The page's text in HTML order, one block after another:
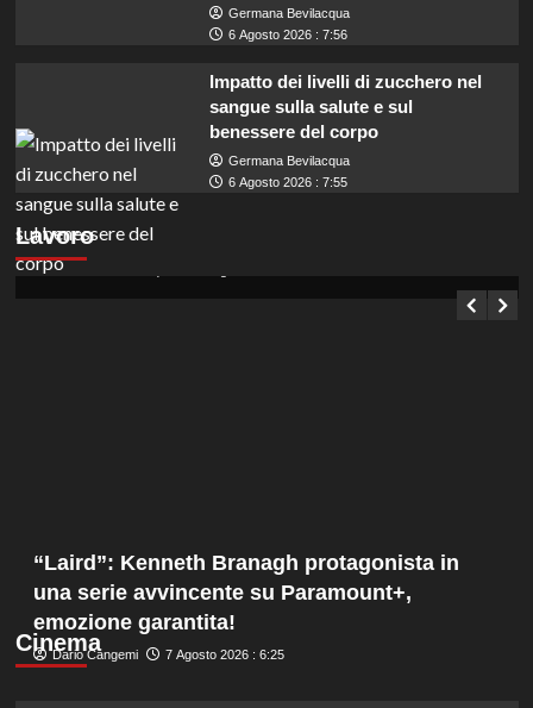
Germana Bevilacqua
6 Agosto 2026 : 7:56
Impatto dei livelli di zucchero nel
sangue sulla salute e sul
benessere del corpo
Germana Bevilacqua
6 Agosto 2026 : 7:55
Lavoro
Concorso per assistenti amministrativi a
Enna: opportunità per diplomati in Sicilia.
Germana Bevilacqua
Cinema
“Laird”: Kenneth Branagh protagonista in
una serie avvincente su Paramount+,
emozione garantita!
Dario Cangemi 7 Agosto 2026 : 6:25